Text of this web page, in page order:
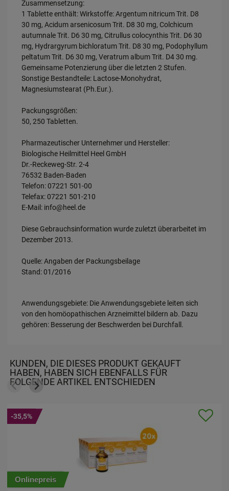
Zusammensetzung:
1 Tablette enthält: Wirkstoffe: Argentum nitricum Trit. D8
30 mg, Acidum arsenicosum Trit. D8 30 mg, Colchicum
autumnale Trit. D6 30 mg, Citrullus colocynthis Trit. D6 30
mg, Hydrargyrum bichloratum Trit. D8 30 mg, Podophyllum
peltatum Trit. D6 30 mg, Veratrum album Trit. D4 30 mg.
Gemeinsame Potenzierung über die letzten 2 Stufen.
Sonstige Bestandteile: Lactose-Monohydrat,
Magnesiumstearat (Ph.Eur.).
Packungsgrößen:
50, 250 Tabletten.
Pharmazeutischer Unternehmer und Hersteller:
Biologische Heilmittel Heel GmbH
Dr.-Reckeweg-Str. 2-4
76532 Baden-Baden
Telefon: 07221 501-00
Telefax: 07221 501-210
E-Mail: info@heel.de
Diese Gebrauchsinformation wurde zuletzt überarbeitet im
Dezember 2013.
Quelle: Angaben der Packungsbeilage
Stand: 01/2016
Anwendungsgebiete: Die Anwendungsgebiete leiten sich
von den homöopathischen Arzneimittel bildern ab. Dazu
gehören: Besserung der Beschwerden bei Durchfall.
KUNDEN, DIE DIESES PRODUKT GEKAUFT
HABEN, HABEN SICH EBENFALLS FÜR
FOLGENDE ARTIKEL ENTSCHIEDEN
-25%